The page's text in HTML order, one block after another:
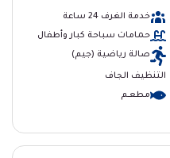
خدمة الغرف 24 ساعة
حمامات سباحة كبار وأطفال
صالة رياضية (جيم)
التنظيف الجاف
مطعــم